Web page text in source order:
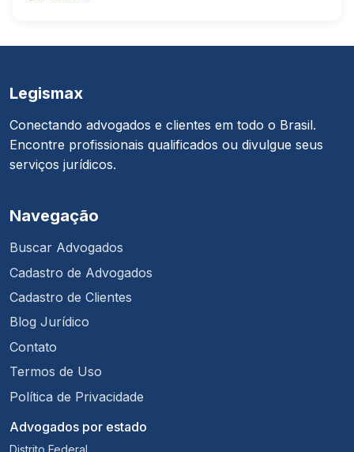
Legismax
Conectando advogados e clientes em todo o Brasil.
Encontre profissionais qualificados ou divulgue seus
serviços jurídicos.
Navegação
Buscar Advogados
Cadastro de Advogados
Cadastro de Clientes
Blog Jurídico
Contato
Termos de Uso
Política de Privacidade
Advogados por estado
Distrito Federal